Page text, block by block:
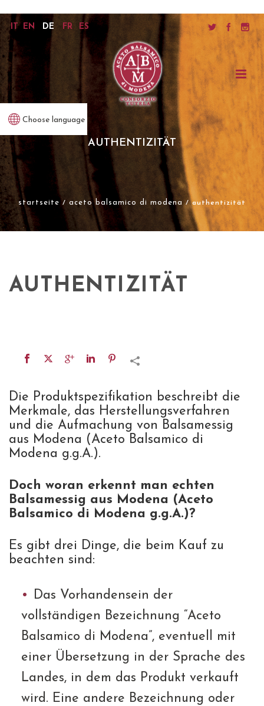
Choose language
AUTHENTIZITÄT
startseite / aceto balsamico di modena / authentizität
IT EN DE FR ES
AUTHENTIZITÄT
Die Produktspezifikation beschreibt die
Merkmale, das Herstellungsverfahren
und die Aufmachung von Balsamessig
aus Modena (Aceto Balsamico di
Modena g.g.A.).
Doch woran erkennt man echten
Balsamessig aus Modena (Aceto
Balsamico di Modena g.g.A.)?
Es gibt drei Dinge, die beim Kauf zu
beachten sind:
Das Vorhandensein der
vollständigen Bezeichnung “Aceto
Balsamico di Modena”, eventuell mit
einer Übersetzung in der Sprache des
Landes, in dem das Produkt verkauft
wird. Eine andere Bezeichnung oder